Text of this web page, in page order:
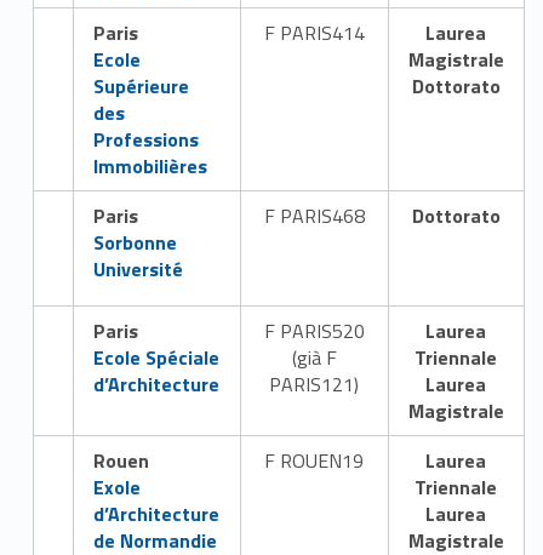
Paris
Link identifier #identifier__138737-9
Ecole
Supérieure
des
Professions
Immobilières
F PARIS414
Laurea
Magistrale
Dottorato
Paris
Link identifier #identifier__96083-10
Sorbonne
Université
F PARIS468 Dottorato
Paris
Link identifier #identifier__124015-11
Ecole Spéciale
d’Architecture
F PARIS520
(già F
PARIS121)
Laurea
Triennale
Laurea
Magistrale
Rouen
Link identifier #identifier__111601-12
Exole
d’Architecture
de Normandie
F ROUEN19
Laurea
Triennale
Laurea
Magistrale